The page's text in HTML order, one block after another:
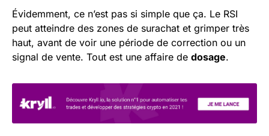
Évidemment, ce n’est pas si simple que ça. Le RSI
peut atteindre des zones de surachat et grimper très
haut, avant de voir une période de correction ou un
signal de vente. Tout est une affaire de dosage.